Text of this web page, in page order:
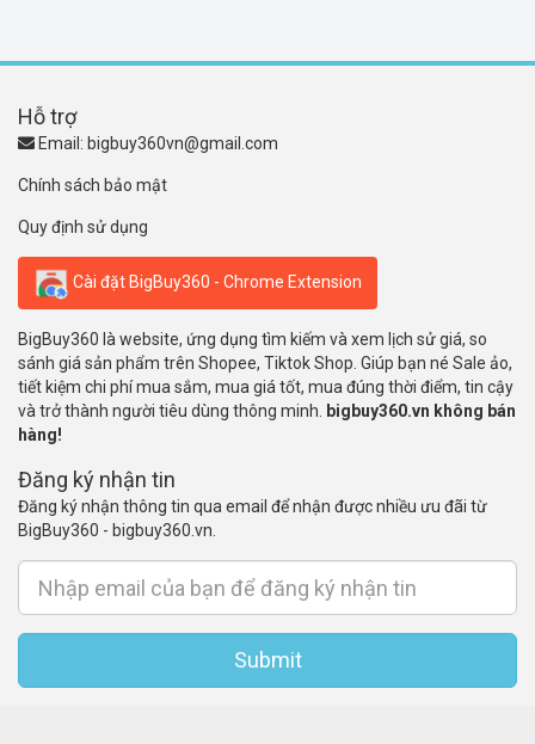
Hỗ trợ
Email: bigbuy360vn@gmail.com
Chính sách bảo mật
Quy định sử dụng
Cài đặt BigBuy360 - Chrome Extension
BigBuy360 là website, ứng dụng tìm kiếm và xem lịch sử giá, so
sánh giá sản phẩm trên Shopee, Tiktok Shop. Giúp bạn né Sale ảo,
tiết kiệm chi phí mua sắm, mua giá tốt, mua đúng thời điểm, tin cậy
và trở thành người tiêu dùng thông minh.
bigbuy360.vn không bán
hàng!
Đăng ký nhận tin
Đăng ký nhận thông tin qua email để nhận được nhiều ưu đãi từ
BigBuy360 - bigbuy360.vn.
Submit